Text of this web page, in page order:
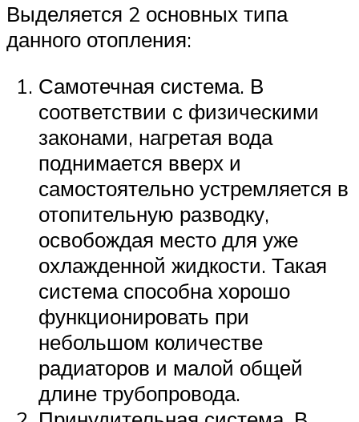
Выделяется 2 основных типа
данного отопления:
Самотечная система. В
соответствии с физическими
законами, нагретая вода
поднимается вверх и
самостоятельно устремляется в
отопительную разводку,
освобождая место для уже
охлажденной жидкости. Такая
система способна хорошо
функционировать при
небольшом количестве
радиаторов и малой общей
длине трубопровода.